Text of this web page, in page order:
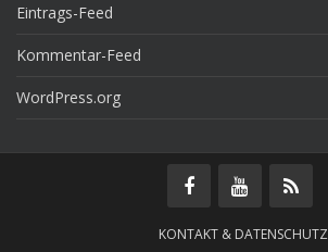
Eintrags-Feed
Kommentar-Feed
WordPress.org
KONTAKT & DATENSCHUTZ